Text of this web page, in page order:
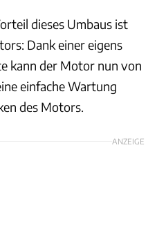
dieses Umbaus ist
Dank einer eigens
kann der Motor nun von
einfache Wartung
des Motors.
ANZEIGE